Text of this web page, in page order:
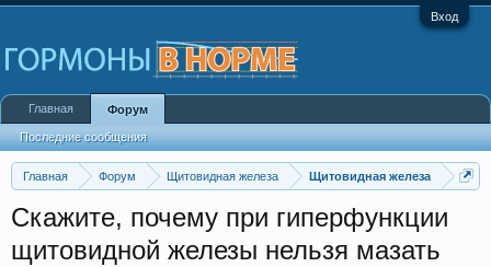
Вход
Главная Форум Щитовидная железа Щитовидная железа
Скажите, почему при гиперфункции
щитовидной железы нельзя мазать
Главная Форум
Последние сообщения